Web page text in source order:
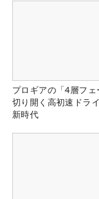
プロギアの「4層フェ
切り開く高初速ドラ
新時代